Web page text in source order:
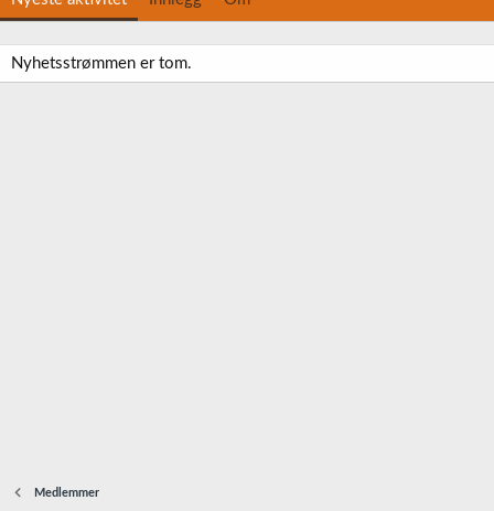
Nyhetsstrømmen er tom.
Medlemmer